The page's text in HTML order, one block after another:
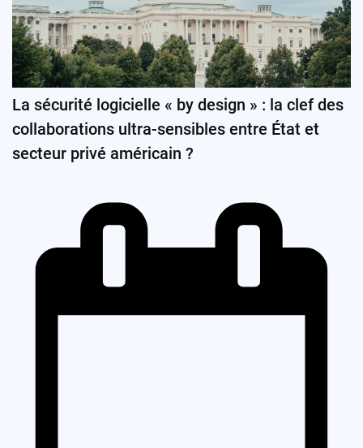
La sécurité logicielle « by design » : la clef des
collaborations ultra-sensibles entre État et
secteur privé américain ?